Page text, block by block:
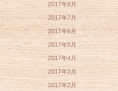
2017年8月
2017年7月
2017年6月
2017年5月
2017年4月
2017年3月
2017年2月